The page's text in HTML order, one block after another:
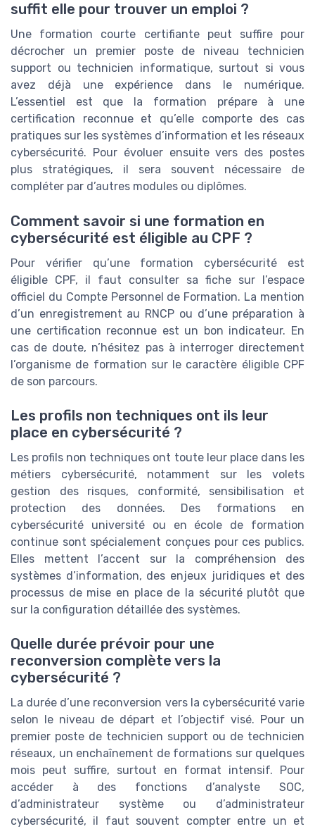
suffit elle pour trouver un emploi ?
Une formation courte certifiante peut suffire pour
décrocher un premier poste de niveau technicien
support ou technicien informatique, surtout si vous
avez déjà une expérience dans le numérique.
L’essentiel est que la formation prépare à une
certification reconnue et qu’elle comporte des cas
pratiques sur les systèmes d’information et les réseaux
cybersécurité. Pour évoluer ensuite vers des postes
plus stratégiques, il sera souvent nécessaire de
compléter par d’autres modules ou diplômes.
Comment savoir si une formation en
cybersécurité est éligible au CPF ?
Pour vérifier qu’une formation cybersécurité est
éligible CPF, il faut consulter sa fiche sur l’espace
officiel du Compte Personnel de Formation. La mention
d’un enregistrement au RNCP ou d’une préparation à
une certification reconnue est un bon indicateur. En
cas de doute, n’hésitez pas à interroger directement
l’organisme de formation sur le caractère éligible CPF
de son parcours.
Les profils non techniques ont ils leur
place en cybersécurité ?
Les profils non techniques ont toute leur place dans les
métiers cybersécurité, notamment sur les volets
gestion des risques, conformité, sensibilisation et
protection des données. Des formations en
cybersécurité université ou en école de formation
continue sont spécialement conçues pour ces publics.
Elles mettent l’accent sur la compréhension des
systèmes d’information, des enjeux juridiques et des
processus de mise en place de la sécurité plutôt que
sur la configuration détaillée des systèmes.
Quelle durée prévoir pour une
reconversion complète vers la
cybersécurité ?
La durée d’une reconversion vers la cybersécurité varie
selon le niveau de départ et l’objectif visé. Pour un
premier poste de technicien support ou de technicien
réseaux, un enchaînement de formations sur quelques
mois peut suffire, surtout en format intensif. Pour
accéder à des fonctions d’analyste SOC,
d’administrateur système ou d’administrateur
cybersécurité, il faut souvent compter entre un et